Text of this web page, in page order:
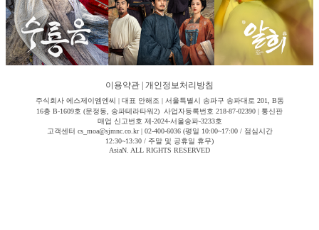
이용약관 개인정보처리방침
주식회사 에스제이엠엔씨 | 대표 안해조 | 서울특별시 송파구 송파대로 201, B동
16층 B-1609호 (문정동, 송파테라타워2) 사업자등록번호 218-87-02390 | 통신판
매업 신고번호 제-2024-서울송파-3233호
고객센터 cs_moa@sjmnc.co.kr | 02-400-6036 (평일 10:00~17:00 / 점심시간
12:30~13:30 / 주말 및 공휴일 휴무)
AsiaN. ALL RIGHTS RESERVED